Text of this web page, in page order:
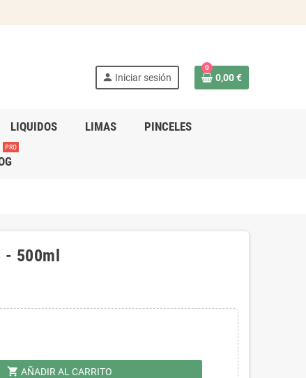
person Iniciar sesión
0
0,00 €
LIQUIDOS LIMAS PINCELES
PRO
500ml
shopping_cart AÑADIR AL CARRITO